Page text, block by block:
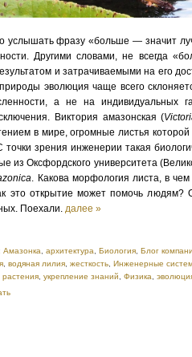
услышать фразу «больше — значит
Другими словами, не всегда
и затрачиваемыми на его
эволюция чаще всего
а не на индивидуальных
Виктория амазонская (
в мире, огромные листья
точки зрения инженерии такая
из Оксфордского университета
. Какова морфология листа, в
это открытие может помочь
Поехали. далее »
Амазонка архитектура Биология Блог
водяная лилия жесткость Инженерные
растения укрепление знаний Физика